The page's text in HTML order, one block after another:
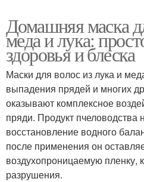
Домашняя маска
меда и лука:
здоровья и блеска
Маски для волос из лука и
выпадения прядей и многих
оказывают комплексное
пряди. Продукт пчеловодства
восстановление водного
после применения он
воздухопроницаемую пленку,
разрушения.